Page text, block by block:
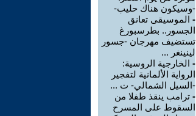
-وسيكون هناك حليب-
- الموسيقى تعانق
الجسور.. بطرسبورغ
تستضيف مهرجان -جسور
لينينغر ...
- الخارجية الروسية:
الرواية الألمانية لتفجير
-السيل الشمالي- ت ...
- ترامب ينقذ طفلا من
السقوط على المسرح